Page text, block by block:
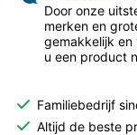
Door onze
merken en
gemakkelijk en
u een product
Familiebedrijf
Altijd de beste